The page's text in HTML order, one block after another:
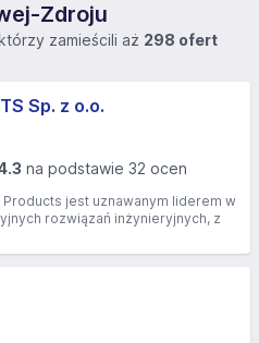
Zdroju
zamieścili aż 298 ofert
Sp. z o.o.
na podstawie 32 ocen
Products jest uznawanym liderem w
rozwiązań inżynieryjnych, z